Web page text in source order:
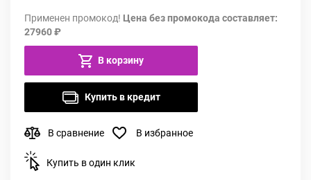
Применен промокод! Цена без промокода составляет:
27960 ₽
В корзину
Купить в кредит
В сравнение В избранное
Купить в один клик